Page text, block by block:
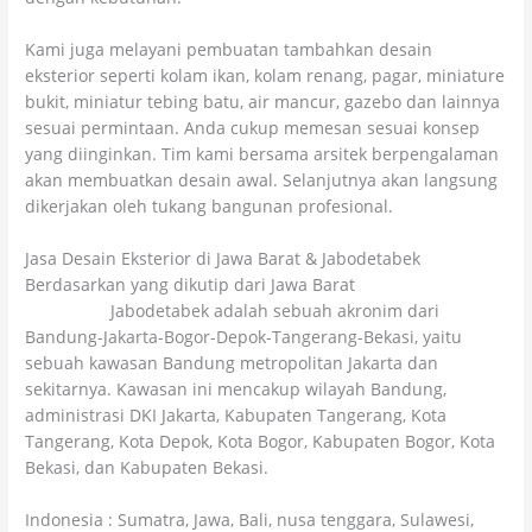
Kami juga melayani pembuatan tambahkan desain
eksterior seperti kolam ikan, kolam renang, pagar, miniature
bukit, miniatur tebing batu, air mancur, gazebo dan lainnya
sesuai permintaan. Anda cukup memesan sesuai konsep
yang diinginkan. Tim kami bersama arsitek berpengalaman
akan membuatkan desain awal. Selanjutnya akan langsung
dikerjakan oleh tukang bangunan profesional.
Jasa Desain Eksterior di Jawa Barat & Jabodetabek
Berdasarkan yang dikutip dari Jawa Barat
Jabodetabek adalah sebuah akronim dari
Bandung-Jakarta-Bogor-Depok-Tangerang-Bekasi, yaitu
sebuah kawasan Bandung metropolitan Jakarta dan
sekitarnya. Kawasan ini mencakup wilayah Bandung,
administrasi DKI Jakarta, Kabupaten Tangerang, Kota
Tangerang, Kota Depok, Kota Bogor, Kabupaten Bogor, Kota
Bekasi, dan Kabupaten Bekasi.
Indonesia : Sumatra, Jawa, Bali, nusa tenggara, Sulawesi,